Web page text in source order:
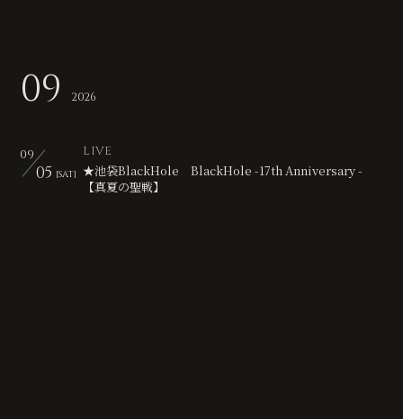
09 2026
09
05 [SAT]
LIVE
★池袋BlackHole BlackHole -17th Anniversary -
【真夏の聖戦】